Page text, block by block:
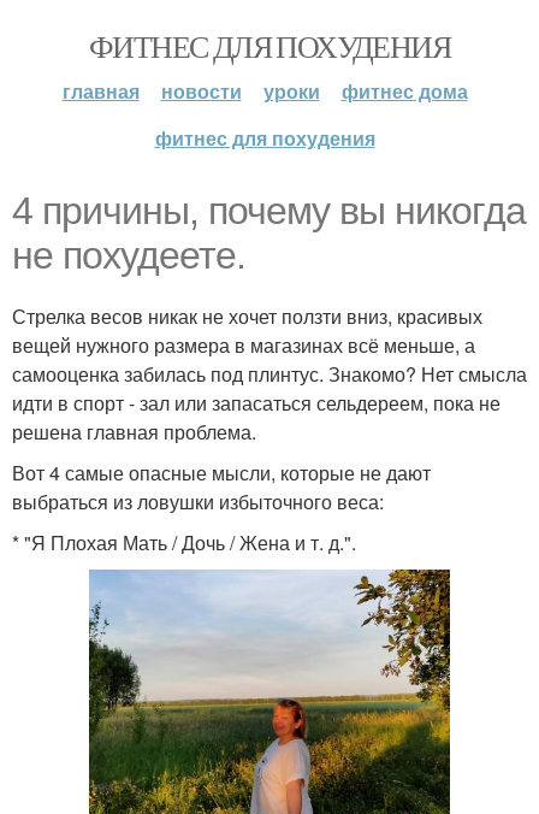
ФИТНЕС ДЛЯ ПОХУДЕНИЯ
главная новости уроки
фитнес дома
фитнес для похудения
4 причины, почему вы никогда
не похудеете.
Стрелка весов никак не хочет ползти вниз, красивых
вещей нужного размера в магазинах всё меньше, а
самооценка забилась под плинтус. Знакомо? Нет смысла
идти в спорт - зал или запасаться сельдереем, пока не
решена главная проблема.
Вот 4 самые опасные мысли, которые не дают
выбраться из ловушки избыточного веса:
* "Я Плохая Мать / Дочь / Жена и т. д.".